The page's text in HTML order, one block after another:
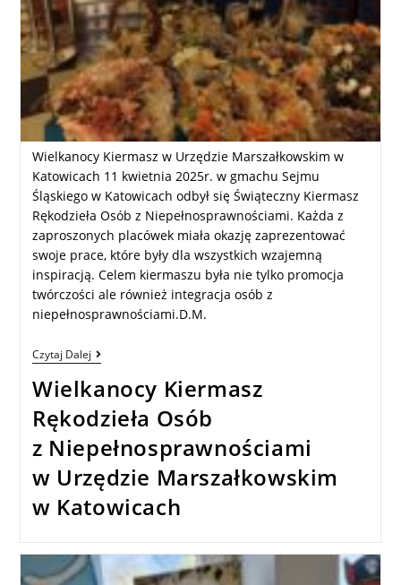
Wielkanocy Kiermasz w Urzędzie Marszałkowskim w
Katowicach 11 kwietnia 2025r. w gmachu Sejmu
Śląskiego w Katowicach odbył się Świąteczny Kiermasz
Rękodzieła Osób z Niepełnosprawnościami. Każda z
zaproszonych placówek miała okazję zaprezentować
swoje prace, które były dla wszystkich wzajemną
inspiracją. Celem kiermaszu była nie tylko promocja
twórczości ale również integracja osób z
niepełnosprawnościami.D.M.
Czytaj Dalej
Wielkanocy Kiermasz
Rękodzieła Osób
z Niepełnosprawnościami
w Urzędzie Marszałkowskim
w Katowicach